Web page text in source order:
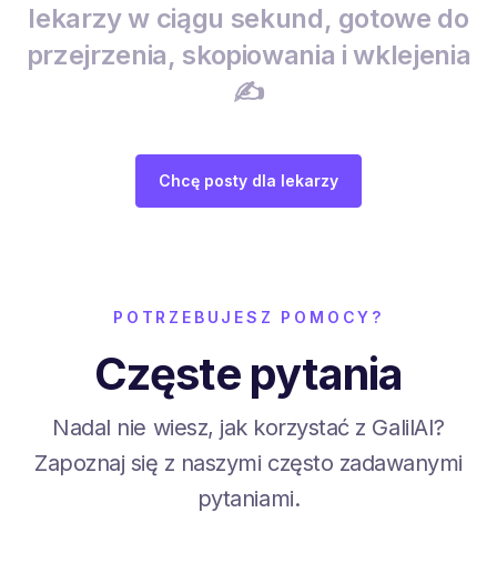
lekarzy w ciągu sekund, gotowe do
przejrzenia, skopiowania i wklejenia
✍️
Chcę posty dla lekarzy
POTRZEBUJESZ POMOCY?
Częste pytania
Nadal nie wiesz, jak korzystać z GalilAI?
Zapoznaj się z naszymi często zadawanymi
pytaniami.